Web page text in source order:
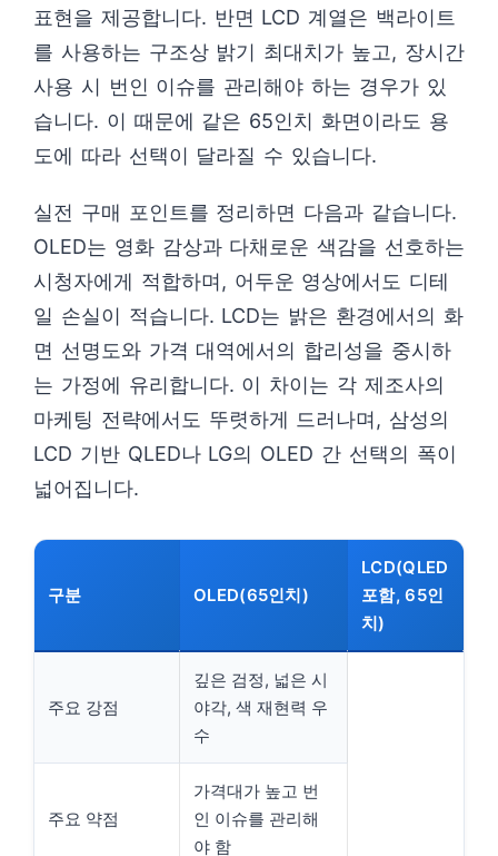
표현을 제공합니다. 반면 LCD 계열은 백라이트
를 사용하는 구조상 밝기 최대치가 높고, 장시간
사용 시 번인 이슈를 관리해야 하는 경우가 있
습니다. 이 때문에 같은 65인치 화면이라도 용
도에 따라 선택이 달라질 수 있습니다.
실전 구매 포인트를 정리하면 다음과 같습니다.
OLED는 영화 감상과 다채로운 색감을 선호하는
시청자에게 적합하며, 어두운 영상에서도 디테
일 손실이 적습니다. LCD는 밝은 환경에서의 화
면 선명도와 가격 대역에서의 합리성을 중시하
는 가정에 유리합니다. 이 차이는 각 제조사의
마케팅 전략에서도 뚜렷하게 드러나며, 삼성의
LCD 기반 QLED나 LG의 OLED 간 선택의 폭이
넓어집니다.
구분 OLED(65인치)
LCD(QLED
포함, 65인
치)
주요 강점
깊은 검정, 넓은 시
야각, 색 재현력 우
수
주요 약점
가격대가 높고 번
인 이슈를 관리해
야 함